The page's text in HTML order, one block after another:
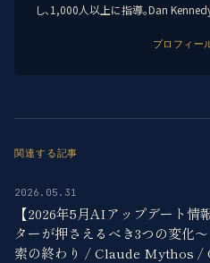
し、1,000人以上に指導。Dan
プロフィー
関連する記事
2026.05.31
【2026年5月AIアップデート情
ターが押さえるべき3つの変
索の終わり / Claude Mythos /